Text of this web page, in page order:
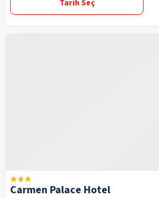
Tarih Seç
Carmen Palace Hotel